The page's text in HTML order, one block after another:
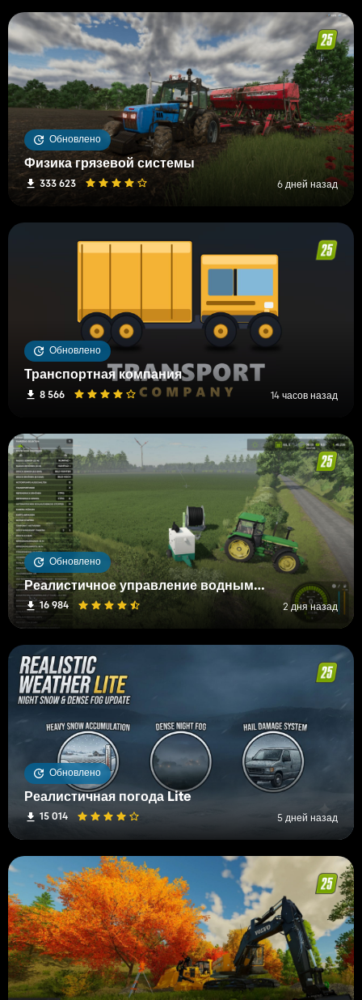
Обновлено
Физика грязевой системы
333 623 6 дней назад
Обновлено
Транспортная компания
8 566 14 часов назад
Обновлено
Реалистичное управление водными и почвенными ресурсами (RWSM)
16 984 2 дня назад
Обновлено
Реалистичная погода Lite
15 014 5 дней назад